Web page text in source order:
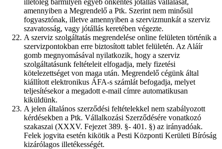
illetőleg bármilyen egyéb önkéntes jótállás vállalását,
amennyiben a Megrendelő a Ptk. Szerint nem minősül
fogyasztónak, illetve amennyiben a szervizmunkát a szerviz
szavatosság, vagy jótállás keretében végezte.
A szerviz szolgáltatás megrendelése online felületen történik a
szervizpontokban erre biztosított tablet felületén. Az Aláír
gomb megnyomásával nyilatkozik, hogy a szerviz
szolgáltatásunk feltételeit elfogadja, mely fizetési
kötelezettséget von maga után. Megrendelő cégünk által
kiállított elektronikus ÁFA-s számlát befogadja, melyet
teljesítésekor a megadott e-mail címre automatikusan
kiküldünk.
A jelen általános szerződési feltételekkel nem szabályozott
kérdésekben a Ptk. Vállalkozási Szerződésére vonatkozó
szakaszai (XXXV. Fejezet 389. §- 401. §) az irányadóak.
Felek jogvita esetén kikötik a Pesti Központi Kerületi Bíróság
kizárólagos illetékességét.